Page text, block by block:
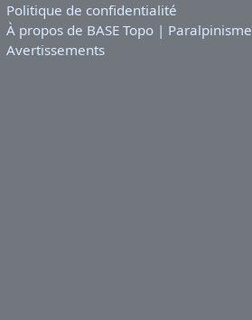
Politique de confidentialité
À propos de BASE Topo | Paralpinisme
Avertissements